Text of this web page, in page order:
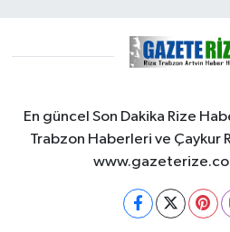
En güncel Son Dakika Rize
Trabzon Haberleri ve Çaykur